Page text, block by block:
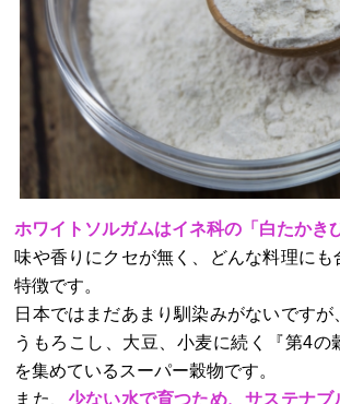
ホワイトソルガムはイネ科の「白たかき
味や香りにクセが無く、どんな料理にも
特徴です。
日本ではまだあまり馴染みがないですが
うもろこし、大豆、小麦に続く『第4の
を集めているスーパー穀物です。
また、 少ない水で育つため、サステナブ